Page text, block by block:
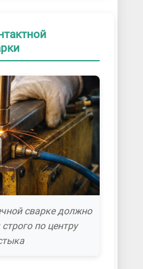
сварке должно
по центру